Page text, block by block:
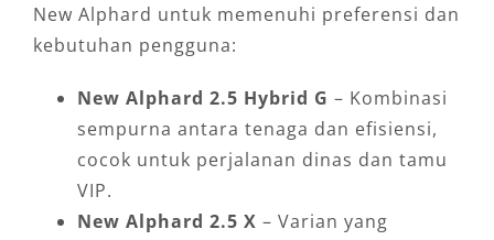
New Alphard untuk memenuhi preferensi dan
kebutuhan pengguna:
New Alphard 2.5 Hybrid G – Kombinasi
sempurna antara tenaga dan efisiensi,
cocok untuk perjalanan dinas dan tamu
VIP.
New Alphard 2.5 X – Varian yang